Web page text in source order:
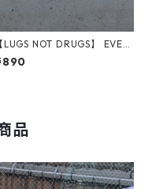
【LUGS NOT DRUGS】 EVEN
BIKE HATES ME STICKER
品